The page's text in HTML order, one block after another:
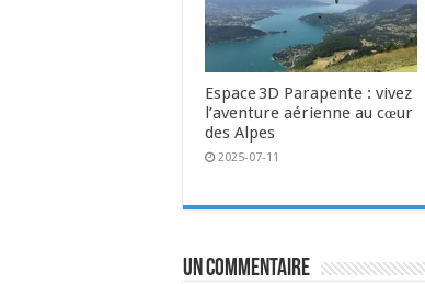
Espace 3D Parapente : vivez
l’aventure aérienne au cœur
des Alpes
2025-07-11
Un commentaire